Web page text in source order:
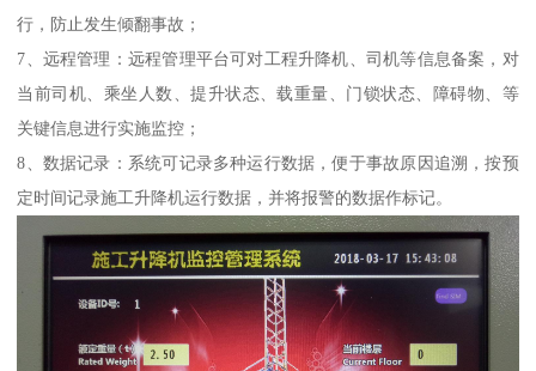
行，防止发生倾翻事故；
7、远程管理：远程管理平台可对工程升降机、司机等信息备案，对
当前司机、乘坐人数、提升状态、载重量、门锁状态、障碍物、等
关键信息进行实施监控；
8、数据记录：系统可记录多种运行数据，便于事故原因追溯，按预
定时间记录施工升降机运行数据，并将报警的数据作标记。